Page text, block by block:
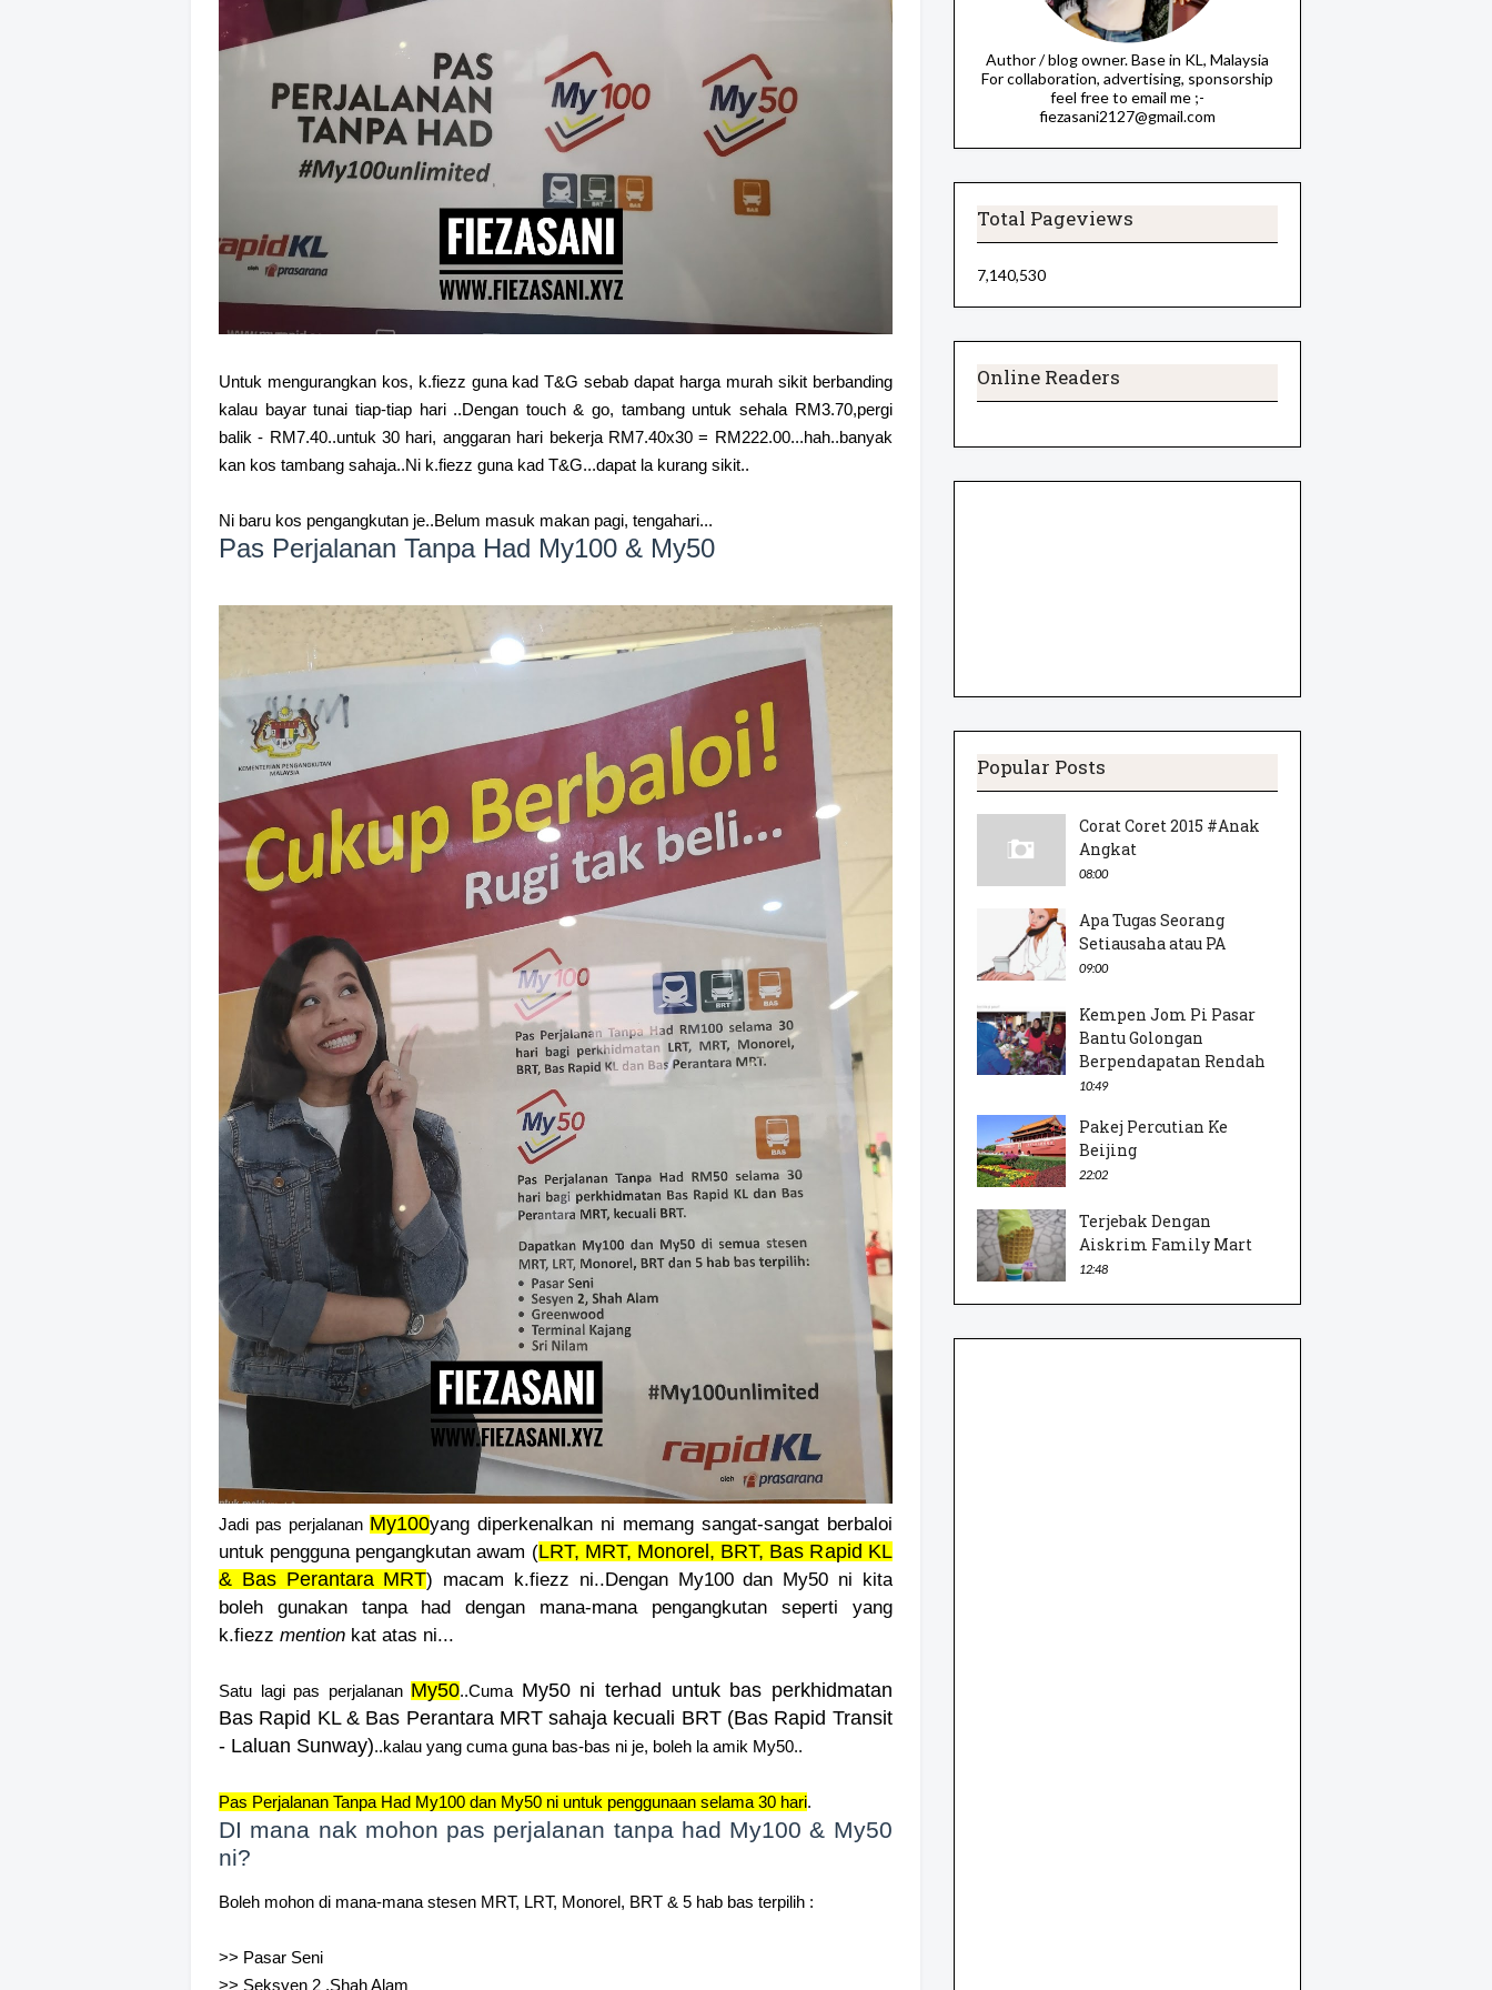
Untuk mengurangkan kos, k.fiezz guna kad T&G sebab dapat harga murah sikit berbanding
kalau bayar tunai tiap-tiap hari ..Dengan touch & go, tambang untuk sehala RM3.70,pergi
balik - RM7.40..untuk 30 hari, anggaran hari bekerja RM7.40x30 = RM222.00...hah..banyak
kan kos tambang sahaja..Ni k.fiezz guna kad T&G...dapat la kurang sikit..
Ni baru kos pengangkutan je..Belum masuk makan pagi, tengahari...
Pas Perjalanan Tanpa Had My100 & My50
Jadi pas perjalanan My100yang diperkenalkan ni memang sangat-sangat berbaloi
untuk pengguna pengangkutan awam (LRT, MRT, Monorel, BRT, Bas Rapid KL
& Bas Perantara MRT) macam k.fiezz ni.. Dengan My100 dan My50 ni kita
boleh gunakan tanpa had dengan mana-mana pengangkutan seperti yang
k.fiezz mention kat atas ni...
Satu lagi pas perjalanan My50..Cuma My50 ni terhad untuk bas perkhidmatan
Bas Rapid KL & Bas Perantara MRT sahaja kecuali BRT (Bas Rapid Transit
- Laluan Sunway)..kalau yang cuma guna bas-bas ni je, boleh la amik My50..
Pas Perjalanan Tanpa Had My100 dan My50 ni untuk penggunaan selama 30 hari.
DI mana nak mohon pas perjalanan tanpa had My100 & My50
ni?
Boleh mohon di mana-mana stesen MRT, LRT, Monorel, BRT & 5 hab bas terpilih :
>> Pasar Seni
>> Seksyen 2 ,Shah Alam
Author / blog owner. Base in KL, Malaysia
For collaboration, advertising, sponsorship
feel free to email me ;-
fiezasani2127@gmail.com
Total Pageviews
7,140,530
Online Readers
Popular Posts
Corat Coret 2015 #Anak
Angkat
08:00
Apa Tugas Seorang
Setiausaha atau PA
09:00
Kempen Jom Pi Pasar
Bantu Golongan
Berpendapatan Rendah
10:49
Pakej Percutian Ke
Beijing
22:02
Terjebak Dengan
Aiskrim Family Mart
12:48